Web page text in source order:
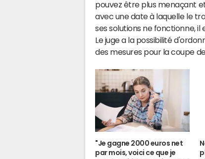
pouvez être plus menaçant
avec une date à laquelle le
ses solutions ne fonctionne,
Le juge a la possibilité
des mesures pour la coupe
"Je gagne 2000 euros net
par mois, voici ce que je